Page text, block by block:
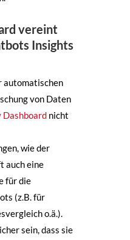
vereint
Insights
automatischen
von Daten
Dashboardnicht
wie der
auch eine
für die
(z.B. für
o.ä.).
sein, dass sie